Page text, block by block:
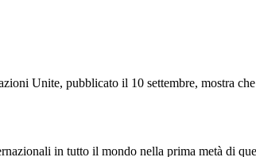
Unite, pubblicato il 10 settembre, mostra
in tutto il mondo nella prima metà di